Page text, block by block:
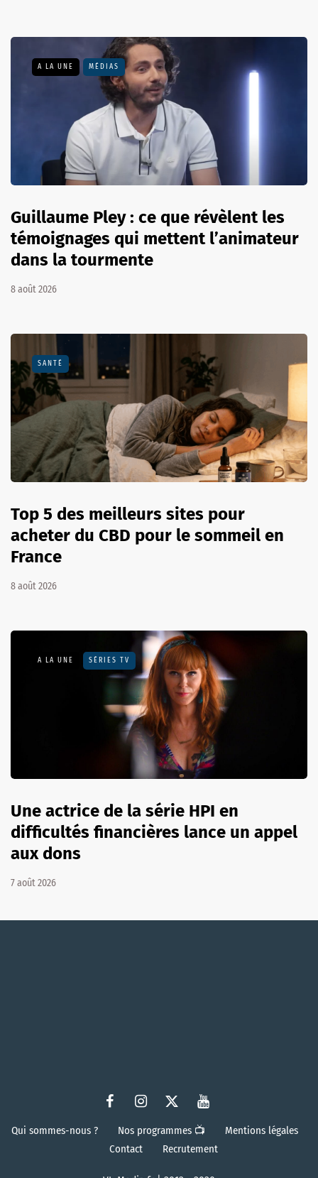
A LA UNE MÉDIAS
Guillaume Pley : ce que révèlent les
témoignages qui mettent l’animateur
dans la tourmente
8 août 2026
SANTÉ
Top 5 des meilleurs sites pour
acheter du CBD pour le sommeil en
France
8 août 2026
A LA UNE SÉRIES TV
Une actrice de la série HPI en
difficultés financières lance un appel
aux dons
7 août 2026
Qui sommes-nous ? Nos programmes 📺
Mentions légales
Contact
Recrutement